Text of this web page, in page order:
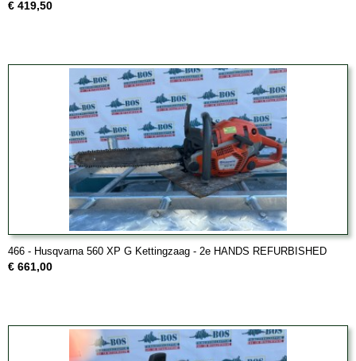
€ 419,50
466 - Husqvarna 560 XP G Kettingzaag - 2e HANDS REFURBISHED
€ 661,00